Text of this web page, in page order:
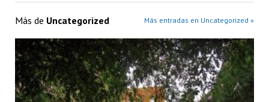
Más de Uncategorized Más entradas en Uncategorized »